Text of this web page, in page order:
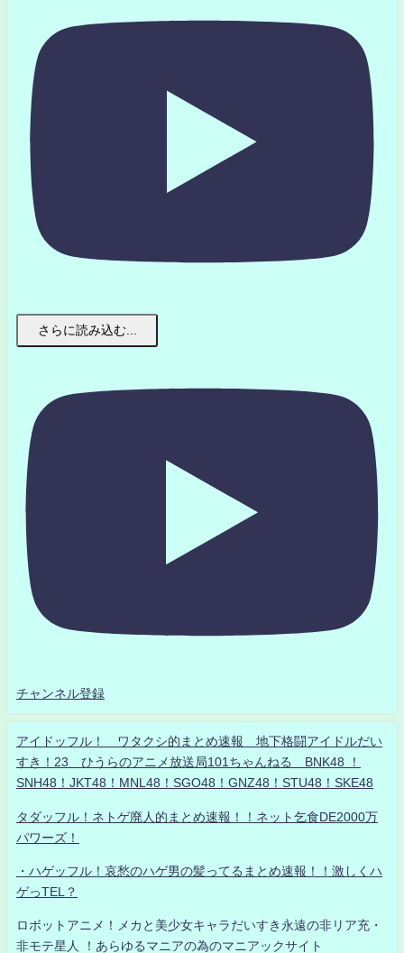
さらに読み込む...
チャンネル登録
アイドッフル！ ワタクシ的まとめ速報 地下格闘アイドルだい
すき！23 ひうらのアニメ放送局101ちゃんねる BNK48 ！
SNH48！JKT48！MNL48！SGO48！GNZ48！STU48！SKE48
タダッフル！ネトゲ廃人的まとめ速報！！ネット乞食DE2000万
パワーズ！
・ハゲッフル！哀愁のハゲ男の髪ってるまとめ速報！！激しくハ
ゲっTEL？
ロボットアニメ！メカと美少女キャラだいすき永遠の非リア充・
非モテ星人 ！あらゆるマニアの為のマニアックサイト